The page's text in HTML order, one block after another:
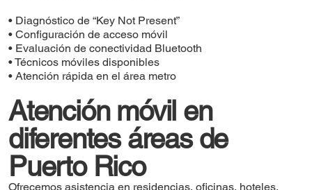
• Diagnóstico de “Key Not Present”
• Configuración de acceso móvil
• Evaluación de conectividad Bluetooth
• Técnicos móviles disponibles
• Atención rápida en el área metro
Atención móvil en
diferentes áreas de
Puerto Rico
Ofrecemos asistencia en residencias, oficinas, hoteles,